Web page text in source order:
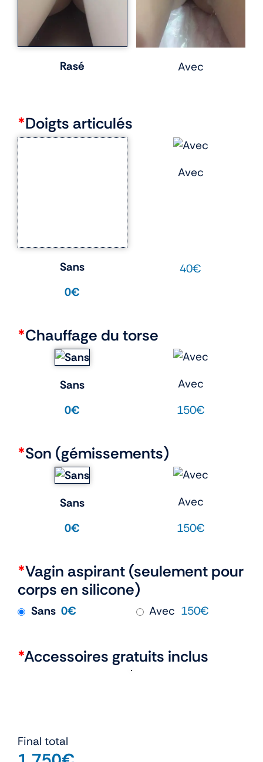
Rasé Avec
*Doigts articulés
Sans
0€
Avec
40€
*Chauffage du torse
Sans
0€
Avec
150€
*Son (gémissements)
Sans
0€
Avec
150€
*Vagin aspirant (seulement pour
corps en silicone)
Sans 0€ Avec 150€
*Accessoires gratuits inclus
Final total